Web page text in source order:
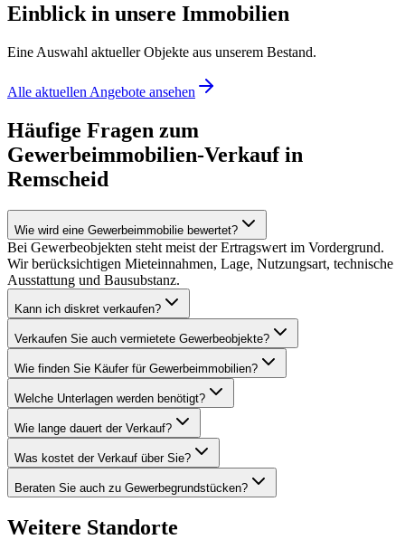
Einblick in unsere Immobilien
Eine Auswahl aktueller Objekte aus unserem Bestand.
Alle aktuellen Angebote ansehen
Häufige Fragen zum
Gewerbeimmobilien-Verkauf in
Remscheid
Wie wird eine Gewerbeimmobilie bewertet?
Bei Gewerbeobjekten steht meist der Ertragswert im Vordergrund.
Wir berücksichtigen Mieteinnahmen, Lage, Nutzungsart, technische
Ausstattung und Bausubstanz.
Kann ich diskret verkaufen?
Verkaufen Sie auch vermietete Gewerbeobjekte?
Wie finden Sie Käufer für Gewerbeimmobilien?
Welche Unterlagen werden benötigt?
Wie lange dauert der Verkauf?
Was kostet der Verkauf über Sie?
Beraten Sie auch zu Gewerbegrundstücken?
Weitere Standorte